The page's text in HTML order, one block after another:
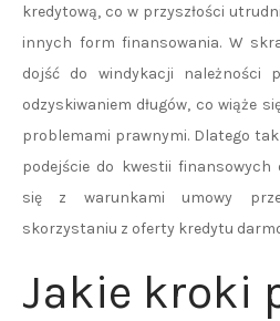
kredytową, co w przyszłości
innych form finansowania. W
dojść do windykacji należności
odzyskiwaniem długów, co wiąże
problemami prawnymi. Dlatego
podejście do kwestii finansowych
się z warunkami umowy
skorzystaniu z oferty kredytu
Jakie kroki